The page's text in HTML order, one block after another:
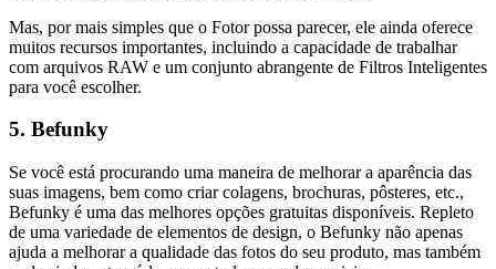
Mas, por mais simples que o Fotor possa parecer, ele ainda oferece
muitos recursos importantes, incluindo a capacidade de trabalhar
com arquivos RAW e um conjunto abrangente de Filtros Inteligentes
para você escolher.
5. Befunky
Se você está procurando uma maneira de melhorar a aparência das
suas imagens, bem como criar colagens, brochuras, pôsteres, etc.,
Befunky é uma das melhores opções gratuitas disponíveis. Repleto
de uma variedade de elementos de design, o Befunky não apenas
ajuda a melhorar a qualidade das fotos do seu produto, mas também